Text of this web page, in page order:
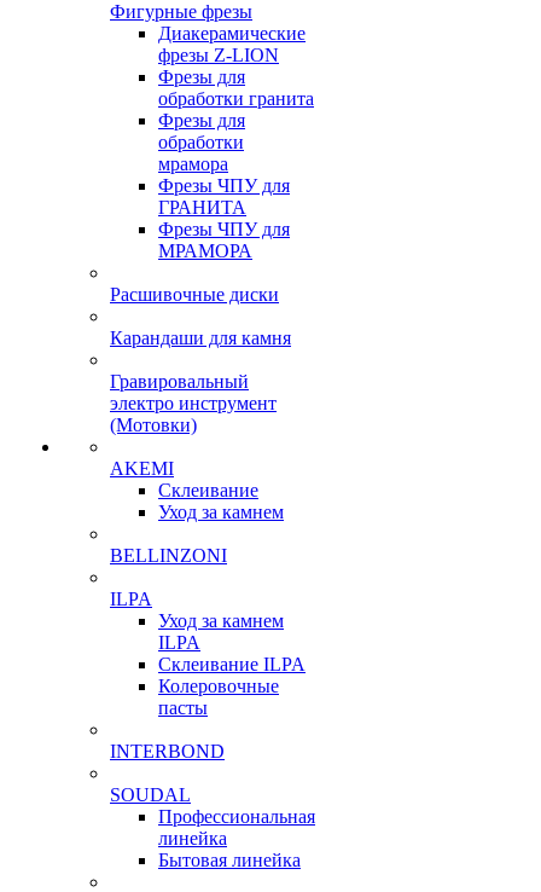
Фигурные фрезы
Диакерамические
фрезы Z-LION
Фрезы для
обработки гранита
Фрезы для
обработки
мрамора
Фрезы ЧПУ для
ГРАНИТА
Фрезы ЧПУ для
МРАМОРА
Расшивочные диски
Карандаши для камня
Гравировальный
электро инструмент
(Мотовки)
AKEMI
Склеивание
Уход за камнем
BELLINZONI
ILPA
Уход за камнем
ILPA
Склеивание ILPA
Колеровочные
пасты
INTERBOND
SOUDAL
Профессиональная
линейка
Бытовая линейка